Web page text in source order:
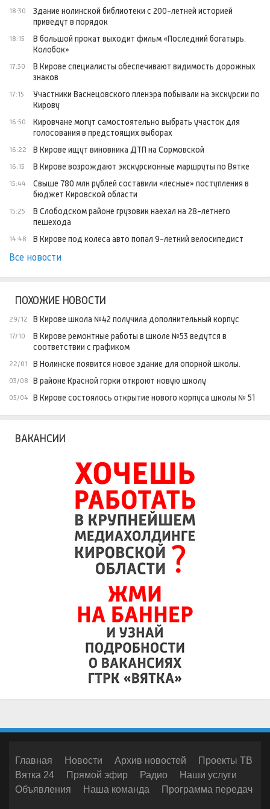
18:30
Здание нолинской библиотеки с 200-летней историей
приведут в порядок
18:15
В большой прокат выходит фильм «Последний богатырь.
Колобок»
17:30
В Кирове специалисты обеспечивают видимость дорожных
знаков
17:15
Участники Васнецовского пленэра побывали на экскурсии по
Кирову
16:50
Кировчане могут самостоятельно выбрать участок для
голосования в предстоящих выборах
16:22 В Кирове ищут виновника ДТП на Сормовской
16:15 В Кирове возрождают экскурсионные маршруты по Вятке
15:44
Свыше 780 млн рублей составили «лесные» поступления в
бюджет Кировской области
15:25
В Слободском районе грузовик наехал на 28-летнего
пешехода
14:48 В Кирове под колеса авто попал 9-летний велосипедист
Все новости
ПОХОЖИЕ НОВОСТИ
29/12 В Кирове школа №42 получила дополнительный корпус
17/10
В Кирове ремонтные работы в школе №53 ведутся в
соответствии с графиком
22/01 В Нолинске появится новое здание для опорной школы.
03/08 В районе Красной горки откроют новую школу
05/04 В Кирове состоялось открытие нового корпуса школы № 51
ВАКАНСИИ
Главная Новости Архив новостей
Проекты ТВ
Вятка 24
Прямой эфир Радио
Наши услуги
Объявления
Наша команда Программа передач